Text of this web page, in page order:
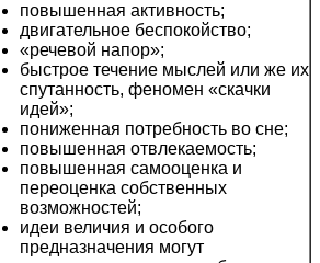
повышенная активность;
двигательное беспокойство;
«речевой напор»;
быстрое течение мыслей или же их
спутанность, феномен «скачки
идей»;
пониженная потребность во сне;
повышенная отвлекаемость;
повышенная самооценка и
переоценка собственных
возможностей;
идеи величия и особого
предназначения могут